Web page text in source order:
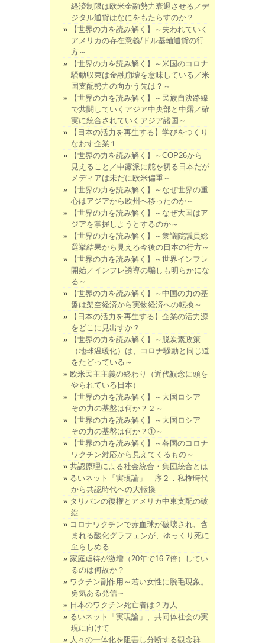
経済制限は欧米金融勢力衰退させる／デ
ジタル通貨はなにをもたらすのか？
【世界の力を読み解く】～失われていく
アメリカの存在意義/ドル基軸通貨の行
方～
【世界の力を読み解く】～米国のコロナ
騒動収束は金融崩壊を意味している／米
国支配勢力の向かう先は？～
【世界の力を読み解く】～民族自決路線
で共闘していくアジア中央部と中露／確
実に統合されていくアジア諸国～
【日本の活力を再生する】学びをつくり
なおす企業１
【世界の力を読み解く】～COP26から
見えること／中露派に舵を切る日本だが
メディアは未だに欧米偏重～
【世界の力を読み解く】～なぜ世界の重
心はアジアから欧州へ移ったのか～
【世界の力を読み解く】～なぜ大国はア
ジアを掌握しようとするのか～
【世界の力を読み解く】～衆議院議員総
選挙結果から見える今後の日本の行方～
【世界の力を読み解く】～世界インフレ
開始／インフレ誘導の騙しも明らかにな
る～
【世界の力を読み解く】～中国の力の基
盤は架空経済から実物経済への転換～
【日本の活力を再生する】企業の活力源
をどこに見出すか？
【世界の力を読み解く】～脱炭素政策
（地球温暖化）は、コロナ騒動と同じ道
をたどっている～
欧米民主主義の終わり（近代観念に頭を
やられている日本）
【世界の力を読み解く】～大国ロシア
その力の基盤は何か？２～
【世界の力を読み解く】～大国ロシア
その力の基盤は何か？①～
【世界の力を読み解く】～各国のコロナ
ワクチン対応から見えてくるもの～
共認原理による社会統合・集団統合とは
るいネット「実現論」 序２．私権時代
から共認時代への大転換
タリバンの復権とアメリカ中東支配の破
綻
コロナワクチンで赤血球が破壊され、含
まれる酸化グラフェンが、ゆっくり死に
至らしめる
家庭虐待が激増（20年で16.7倍）してい
るのは何故か？
ワクチン副作用～若い女性に脱毛現象。
勇気ある発信～
日本のワクチン死亡者は２万人
るいネット「実現論」、共同体社会の実
現に向けて
人々の一体化を阻害し分断する観念群